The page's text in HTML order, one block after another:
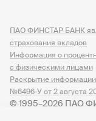
© 1995–2026 ПАО
ПАО ФИНСТАР БАНК
страхования вкладов
Информация о
с физическими лицами
Раскрытие
№6496-У от 2 августа